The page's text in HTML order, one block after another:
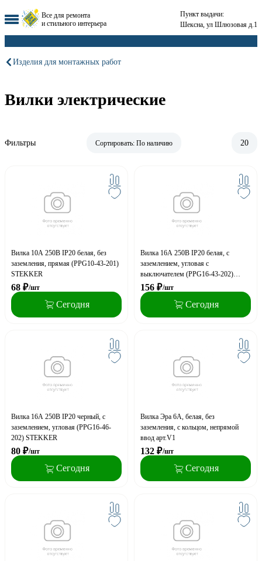
Все для ремонта
и стильного интерьера
Пункт выдачи:
Шексна, ул Шлюзовая д.1
Изделия для монтажных работ
Вилки электрические
Фильтры Сортировать: По наличию 20
Вилка 10А 250В IP20 белая, без
заземления, прямая (PPG10-43-201)
STEKKER
68 ₽/шт
Сегодня
Вилка 16А 250В IP20 белая, с
заземлением, угловая с
выключателем (PPG16-43-202)
STEKKER
156 ₽/шт
Сегодня
Вилка 16А 250В IP20 черный, с
заземлением, угловая (PPG16-46-
202) STEKKER
80 ₽/шт
Сегодня
Вилка Эра 6А, белая, без
заземления, с кольцом, непрямой
ввод арт.V1
132 ₽/шт
Сегодня